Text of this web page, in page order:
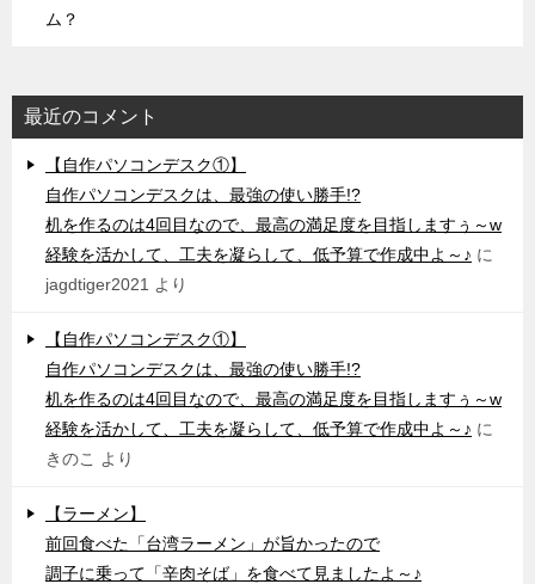
ム？
最近のコメント
【自作パソコンデスク①】
自作パソコンデスクは、最強の使い勝手!?
机を作るのは4回目なので、最高の満足度を目指しますぅ～w
経験を活かして、工夫を凝らして、低予算で作成中よ～♪ に
jagdtiger2021 より
【自作パソコンデスク①】
自作パソコンデスクは、最強の使い勝手!?
机を作るのは4回目なので、最高の満足度を目指しますぅ～w
経験を活かして、工夫を凝らして、低予算で作成中よ～♪ に
きのこ
より
【ラーメン】
前回食べた「台湾ラーメン」が旨かったので
調子に乗って「辛肉そば」を食べて見ましたよ～♪